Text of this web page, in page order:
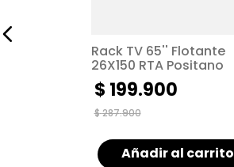
Rack TV 65'' Flotante
26X150 RTA Positano
$287.900
$ 199.900
Añadir al carrito